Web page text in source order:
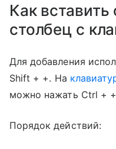
Как вставить
столбец с
Для добавления
Shift + +. На
можно нажать Ctrl + +
Порядок действий: